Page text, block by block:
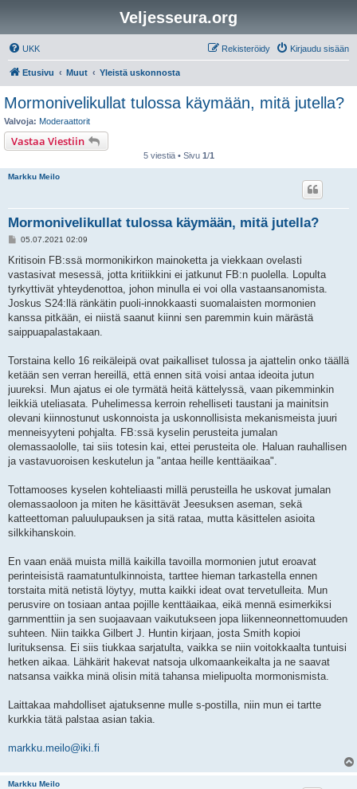
Veljesseura.org
UKK Kirjaudu sisään
Rekisteröidy
Etusivu Muut Yleistä uskonnosta
Mormonivelikullat tulossa käymään, mitä jutella?
Valvoja: Moderaattorit
Vastaa Viestiin
5 viestiä • Sivu 1/1
Markku Meilo
Mormonivelikullat tulossa käymään, mitä jutella?
V
e
t
i
05.07.2021 02:09
Kritisoin FB:ssä mormonikirkon mainoketta ja viekkaan ovelasti
vastasivat mesessä, jotta kritiikkini ei jatkunut FB:n puolella. Lopulta
tyrkyttivät yhteydenottoa, johon minulla ei voi olla vastaansanomista.
Joskus S24:llä ränkätin puoli-innokkaasti suomalaisten mormonien
kanssa pitkään, ei niistä saanut kiinni sen paremmin kuin märästä
saippuapalastakaan.
Torstaina kello 16 reikäleipä ovat paikalliset tulossa ja ajattelin onko täällä
ketään sen verran hereillä, että ennen sitä voisi antaa ideoita jutun
juureksi. Mun ajatus ei ole tyrmätä heitä kättelyssä, vaan pikemminkin
leikkiä uteliasata. Puhelimessa kerroin rehelliseti taustani ja mainitsin
olevani kiinnostunut uskonnoista ja uskonnollisista mekanismeista juuri
menneisyyteni pohjalta. FB:ssä kyselin perusteita jumalan
olemassaololle, tai siis totesin kai, ettei perusteita ole. Haluan rauhallisen
ja vastavuoroisen keskutelun ja "antaa heille kenttäaikaa".
Tottamooses kyselen kohteliaasti millä perusteilla he uskovat jumalan
olemassaoloon ja miten he käsittävät Jeesuksen aseman, sekä
katteettoman paluulupauksen ja sitä rataa, mutta käsittelen asioita
silkkihanskoin.
En vaan enää muista millä kaikilla tavoilla mormonien jutut eroavat
perinteisistä raamatuntulkinnoista, tarttee hieman tarkastella ennen
torstaita mitä netistä löytyy, mutta kaikki ideat ovat tervetulleita. Mun
perusvire on tosiaan antaa pojille kenttäaikaa, eikä mennä esimerkiksi
garnmenttiin ja sen suojaavaan vaikutukseen jopa liikenneonnettomuuden
suhteen. Niin taikka Gilbert J. Huntin kirjaan, josta Smith kopioi
lurituksensa. Ei siis tiukkaa sarjatulta, vaikka se niin voitokkaalta tuntuisi
hetken aikaa. Lähkärit hakevat natsoja ulkomaankeikalta ja ne saavat
natsansa vaikka minä olisin mitä tahansa mielipuolta mormonismista.
Laittakaa mahdolliset ajatuksenne mulle s-postilla, niin mun ei tartte
kurkkia tätä palstaa asian takia.
markku.meilo@iki.fi
Markku Meilo